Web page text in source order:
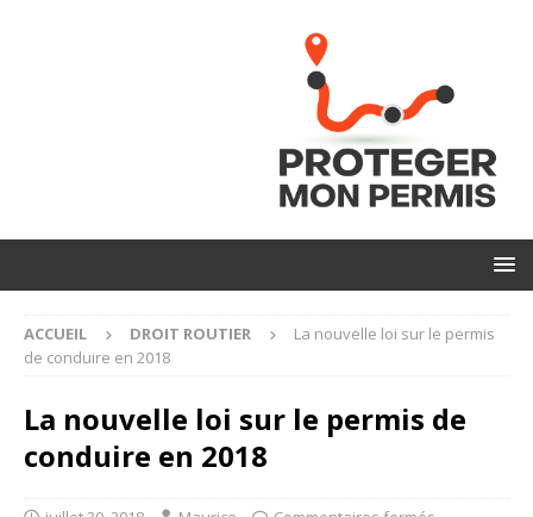
ACCUEIL DROIT ROUTIER
La nouvelle loi sur le permis
de conduire en 2018
La nouvelle loi sur le permis de
conduire en 2018